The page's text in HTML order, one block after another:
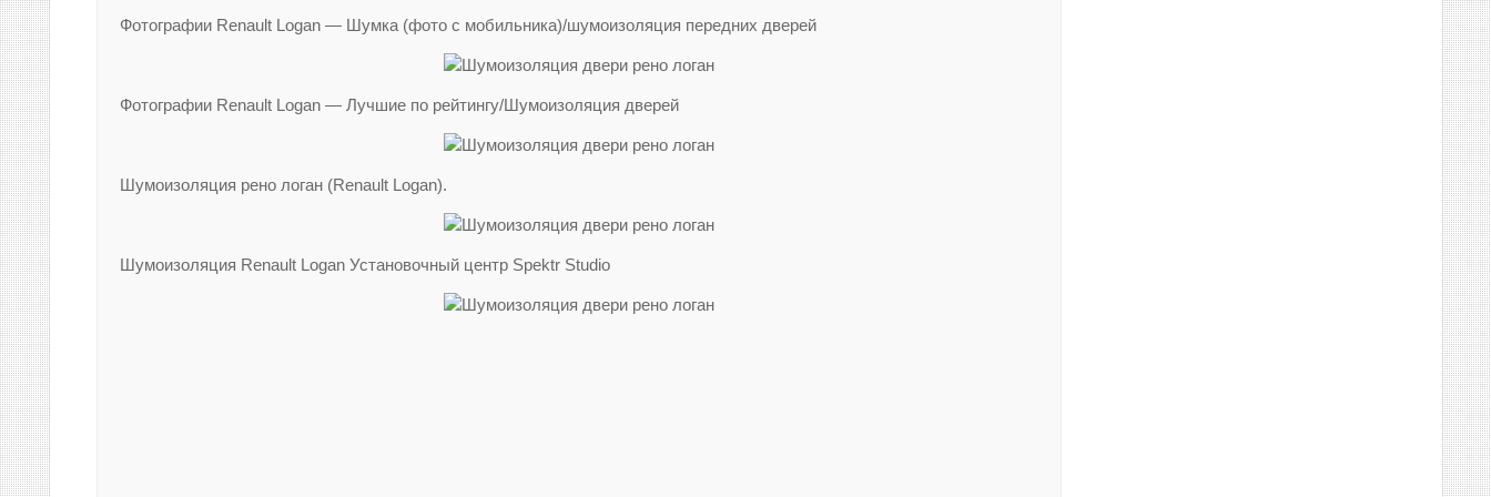
Фотографии Renault Logan — Шумка (фото с мобильника)/шумоизоляция передних дверей
Фотографии Renault Logan — Лучшие по рейтингу/Шумоизоляция дверей
Шумоизоляция рено логан (Renault Logan).
Шумоизоляция Renault Logan Установочный центр Spektr Studio